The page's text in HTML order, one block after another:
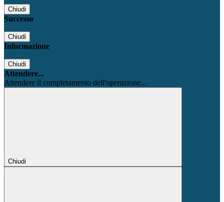
Chiudi
Successo
Chiudi
Informazione
Chiudi
Attendere...
Attendere il completamento dell'operazione...
Chiudi